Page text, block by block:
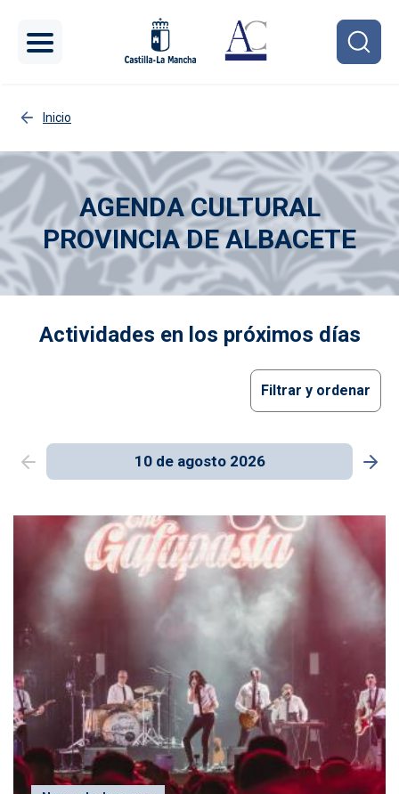
Inicio
AGENDA CULTURAL
PROVINCIA DE ALBACETE
Imagen
Actividades en los próximos días
10 de agosto 2026
Filtrar y ordenar